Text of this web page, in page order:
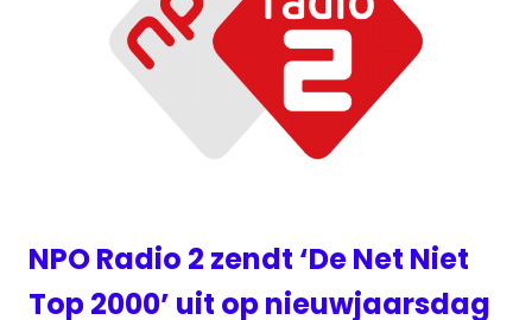
NPO Radio 2 zendt ‘De Net Niet
Top 2000’ uit op nieuwjaarsdag